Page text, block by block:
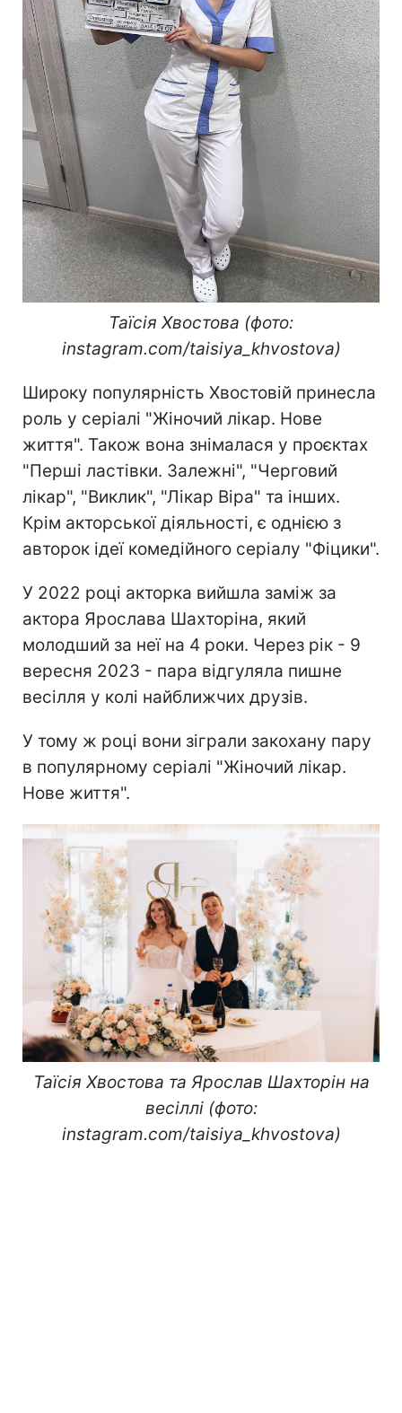
Таїсія Хвостова (фото:
instagram.com/taisiya_khvostova)
Широку популярність Хвостовій принесла
роль у серіалі "Жіночий лікар. Нове
життя". Також вона знімалася у проєктах
"Перші ластівки. Залежні", "Черговий
лікар", "Виклик", "Лікар Віра" та інших.
Крім акторської діяльності, є однією з
авторок ідеї комедійного серіалу "Фіцики".
У 2022 році акторка вийшла заміж за
актора Ярослава Шахторіна, який
молодший за неї на 4 роки. Через рік - 9
вересня 2023 - пара відгуляла пишне
весілля у колі найближчих друзів.
У тому ж році вони зіграли закохану пару
в популярному серіалі "Жіночий лікар.
Нове життя".
Таїсія Хвостова та Ярослав Шахторін на
весіллі (фото:
instagram.com/taisiya_khvostova)